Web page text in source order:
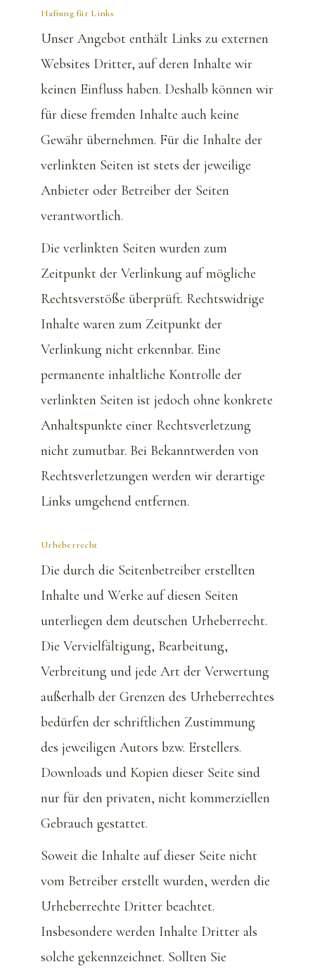
Haftung für Links
Unser Angebot enthält Links zu externen
Websites Dritter, auf deren Inhalte wir
keinen Einfluss haben. Deshalb können wir
für diese fremden Inhalte auch keine
Gewähr übernehmen. Für die Inhalte der
verlinkten Seiten ist stets der jeweilige
Anbieter oder Betreiber der Seiten
verantwortlich.
Die verlinkten Seiten wurden zum
Zeitpunkt der Verlinkung auf mögliche
Rechtsverstöße überprüft. Rechtswidrige
Inhalte waren zum Zeitpunkt der
Verlinkung nicht erkennbar. Eine
permanente inhaltliche Kontrolle der
verlinkten Seiten ist jedoch ohne konkrete
Anhaltspunkte einer Rechtsverletzung
nicht zumutbar. Bei Bekanntwerden von
Rechtsverletzungen werden wir derartige
Links umgehend entfernen.
Urheberrecht
Die durch die Seitenbetreiber erstellten
Inhalte und Werke auf diesen Seiten
unterliegen dem deutschen Urheberrecht.
Die Vervielfältigung, Bearbeitung,
Verbreitung und jede Art der Verwertung
außerhalb der Grenzen des Urheberrechtes
bedürfen der schriftlichen Zustimmung
des jeweiligen Autors bzw. Erstellers.
Downloads und Kopien dieser Seite sind
nur für den privaten, nicht kommerziellen
Gebrauch gestattet.
Soweit die Inhalte auf dieser Seite nicht
vom Betreiber erstellt wurden, werden die
Urheberrechte Dritter beachtet.
Insbesondere werden Inhalte Dritter als
solche gekennzeichnet. Sollten Sie